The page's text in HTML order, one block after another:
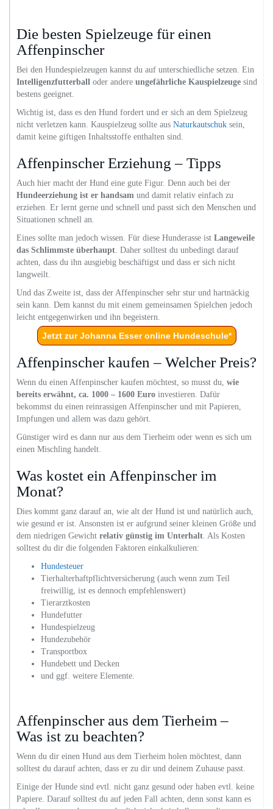
Die besten Spielzeuge für einen
Affenpinscher
Bei den Hundespielzeugen kannst du auf unterschiedliche setzen. Ein
Intelligenzfutterball oder andere ungefährliche Kauspielzeuge sind
bestens geeignet.
Wichtig ist, dass es den Hund fordert und er sich an dem Spielzeug
nicht verletzen kann. Kauspielzeug sollte aus Naturkautschuk sein,
damit keine giftigen Inhaltsstoffe enthalten sind.
Affenpinscher Erziehung – Tipps
Auch hier macht der Hund eine gute Figur. Denn auch bei der
Hundeerziehung ist er handsam und damit relativ einfach zu
erziehen. Er lernt gerne und schnell und passt sich den Menschen und
Situationen schnell an.
Eines sollte man jedoch wissen. Für diese Hunderasse ist Langeweile
das Schlimmste überhaupt. Daher solltest du unbedingt darauf
achten, dass du ihn ausgiebig beschäftigst und dass er sich nicht
langweilt.
Und das Zweite ist, dass der Affenpinscher sehr stur und hartnäckig
sein kann. Dem kannst du mit einem gemeinsamen Spielchen jedoch
leicht entgegenwirken und ihn begeistern.
Jetzt zur Johanna Esser online Hundeschule*
Affenpinscher kaufen – Welcher Preis?
Wenn du einen Affenpinscher kaufen möchtest, so musst du, wie
bereits erwähnt, ca. 1000 – 1600 Euro investieren. Dafür
bekommst du einen reinrassigen Affenpinscher und mit Papieren,
Impfungen und allem was dazu gehört.
Günstiger wird es dann nur aus dem Tierheim oder wenn es sich um
einen Mischling handelt.
Was kostet ein Affenpinscher im
Monat?
Dies kommt ganz darauf an, wie alt der Hund ist und natürlich auch,
wie gesund er ist. Ansonsten ist er aufgrund seiner kleinen Größe und
dem niedrigen Gewicht relativ günstig im Unterhalt. Als Kosten
solltest du dir die folgenden Faktoren einkalkulieren:
Hundesteuer
Tierhalterhaftpflichtversicherung (auch wenn zum Teil
freiwillig, ist es dennoch empfehlenswert)
Tierarztkosten
Hundefutter
Hundespielzeug
Hundezubehör
Transportbox
Hundebett und Decken
und ggf. weitere Elemente.
Affenpinscher aus dem Tierheim –
Was ist zu beachten?
Wenn du dir einen Hund aus dem Tierheim holen möchtest, dann
solltest du darauf achten, dass er zu dir und deinem Zuhause passt.
Einige der Hunde sind evtl. nicht ganz gesund oder haben evtl. keine
Papiere. Darauf solltest du auf jeden Fall achten, denn sonst kann es